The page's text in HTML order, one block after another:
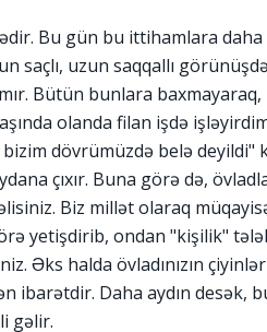
Bu gün bu ittihamlara
saçlı, uzun saqqallı
Bütün bunlara
olanda filan işdə
dövrümüzdə belə deyildi"
çıxır. Buna görə də,
Biz millət olaraq
yetişdirib, ondan "kişilik"
Əks halda övladınızın
ibarətdir. Daha aydın desək,
gəlir.